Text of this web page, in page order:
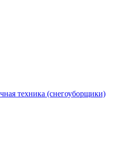
техника (снегоуборщики)